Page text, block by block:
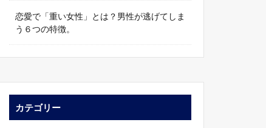
恋愛で「重い女性」とは？男性が逃げてしま
う６つの特徴。
カテゴリー